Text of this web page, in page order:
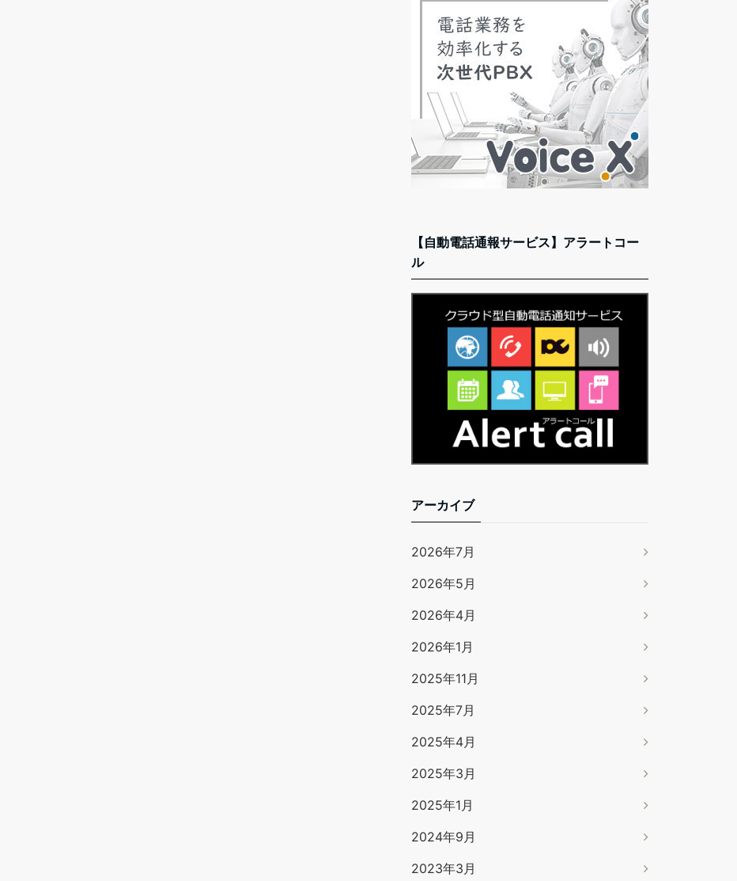
【自動電話通報サービス】アラートコー
ル
アーカイブ
2026年7月
2026年5月
2026年4月
2026年1月
2025年11月
2025年7月
2025年4月
2025年3月
2025年1月
2024年9月
2023年3月